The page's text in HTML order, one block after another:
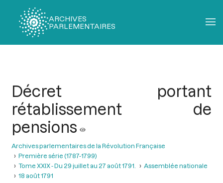
ARCHIVES
PARLEMENTAIRES
Décret portant
rétablissement de
pensions
Archives parlementaires de la Révolution Française
Première série (1787-1799)
Tome XXIX - Du 29 juillet au 27 août 1791.
Assemblée nationale
18 août 1791